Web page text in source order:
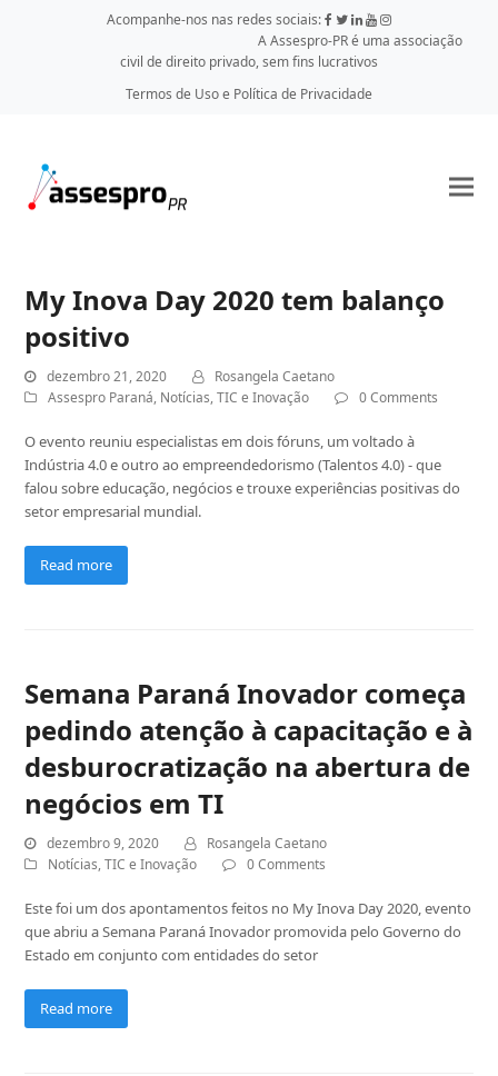
Acompanhe-nos nas redes sociais:
A Assespro-PR é uma associação
civil de direito privado, sem fins lucrativos
Termos de Uso e Política de Privacidade
My Inova Day 2020 tem balanço
positivo
dezembro 21, 2020
Rosangela Caetano
Assespro Paraná, Notícias,TIC e Inovação 0 Comments
O evento reuniu especialistas em dois fóruns, um voltado à
Indústria 4.0 e outro ao empreendedorismo (Talentos 4.0) - que
falou sobre educação, negócios e trouxe experiências positivas do
setor empresarial mundial.
Read more
Semana Paraná Inovador começa
pedindo atenção à capacitação e à
desburocratização na abertura de
negócios em TI
dezembro 9, 2020
Rosangela Caetano
Notícias,TIC e Inovação 0 Comments
Este foi um dos apontamentos feitos no My Inova Day 2020, evento
que abriu a Semana Paraná Inovador promovida pelo Governo do
Estado em conjunto com entidades do setor
Read more